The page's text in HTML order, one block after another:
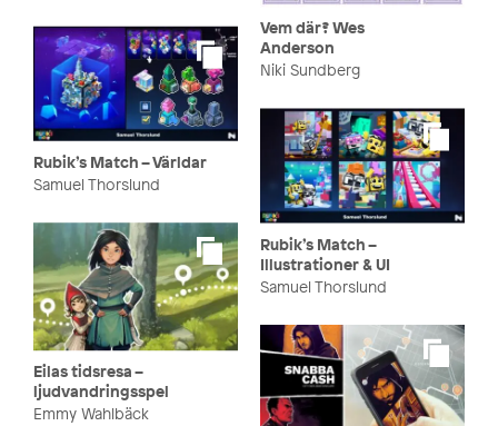
Vem där? Wes
Anderson
Niki Sundberg
Rubik’s Match – Världar
Samuel Thorslund
Rubik’s Match –
Illustrationer & UI
Samuel Thorslund
Eilas tidsresa –
ljudvandringsspel
Emmy Wahlbäck